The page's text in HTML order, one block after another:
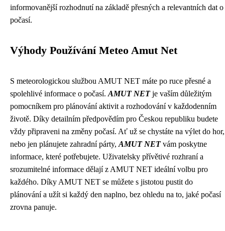
informovanější rozhodnutí na základě přesných a relevantních dat o
počasí.
Výhody Používání Meteo Amut Net
S meteorologickou službou AMUT NET máte po ruce přesné a
spolehlivé informace o počasí. AMUT NETje vaším důležitým
pomocníkem pro plánování aktivit a rozhodování v každodenním
životě. Díky detailním předpovědím pro Českou republiku budete
vždy připraveni na změny počasí. Ať už se chystáte na výlet do hor,
nebo jen plánujete zahradní párty, AMUT NETvám poskytne
informace, které potřebujete. Uživatelsky přívětivé rozhraní a
srozumitelné informace dělají z AMUT NET ideální volbu pro
každého. Díky AMUT NET se můžete s jistotou pustit do
plánování a užít si každý den naplno, bez ohledu na to, jaké počasí
zrovna panuje.